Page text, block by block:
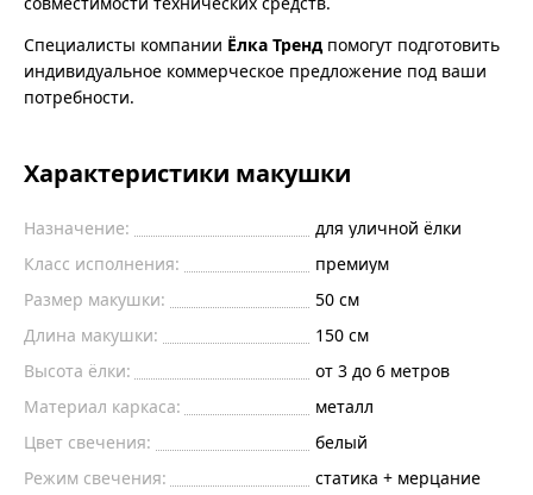
Специалисты компании Ёлка Трендпомогут подготовить
индивидуальное коммерческое предложение под ваши
потребности.
Характеристики макушки
Назначение:
для уличной ёлки
Класс исполнения:
премиум
Размер макушки:
50 см
Длина макушки:
150 см
Высота ёлки:
от 3 до 6 метров
Материал каркаса:
металл
Цвет свечения:
белый
Режим свечения:
статика + мерцание